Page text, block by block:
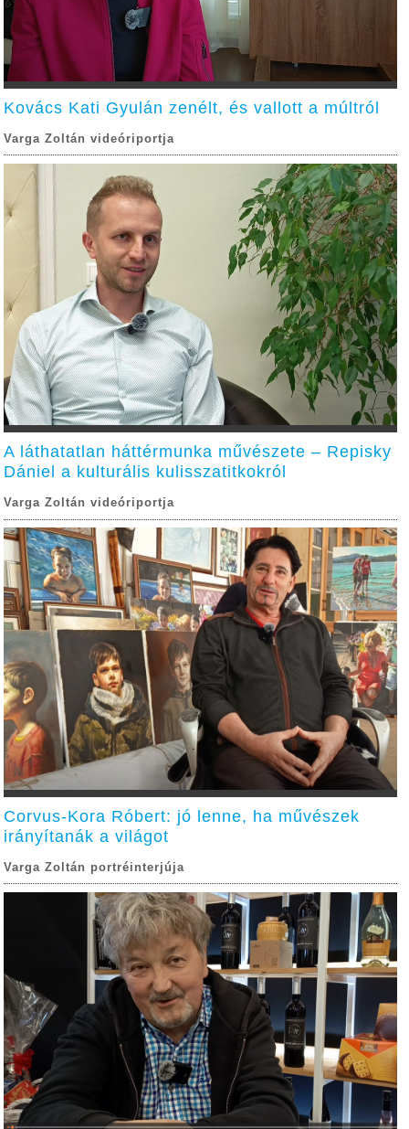
Kovács Kati Gyulán zenélt, és vallott a múltról
Varga Zoltán videóriportja
A láthatatlan háttérmunka művészete – Repisky
Dániel a kulturális kulisszatitkokról
Varga Zoltán videóriportja
Corvus-Kora Róbert: jó lenne, ha művészek
irányítanák a világot
Varga Zoltán portréinterjúja